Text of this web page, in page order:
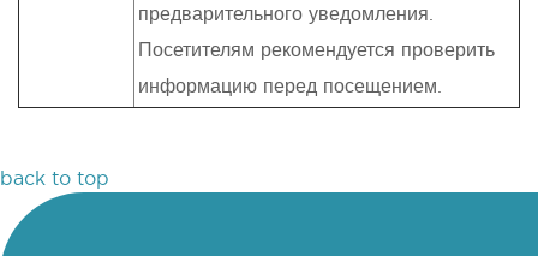
предварительного уведомления.
Посетителям рекомендуется проверить
информацию перед посещением.
back to top